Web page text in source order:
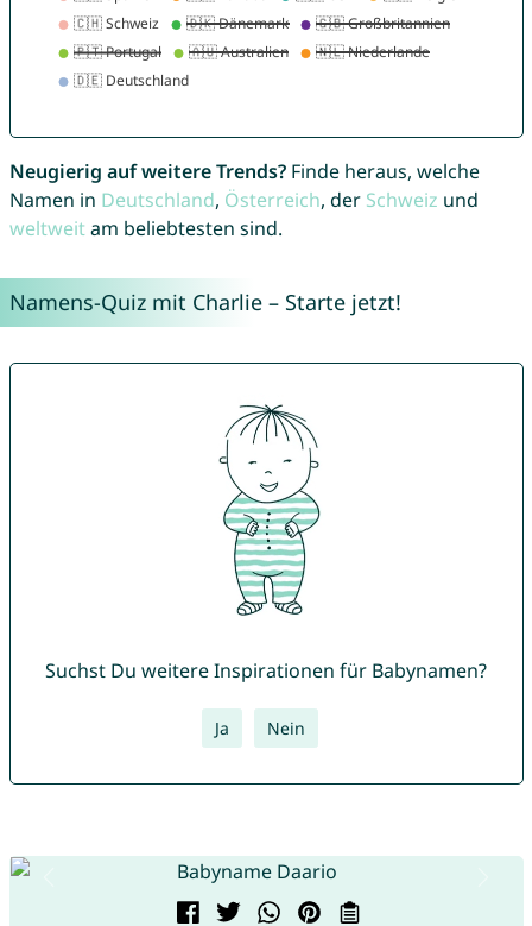
Neugierig auf weitere Trends?Finde heraus, welche
Namen in Deutschland, Österreich, der Schweiz und
weltweitam beliebtesten sind.
Namens-Quiz mit Charlie – Starte jetzt!
Suchst Du weitere Inspirationen für Babynamen?
Ja Nein